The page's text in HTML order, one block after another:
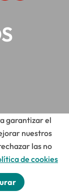
garantizar el
nuestros
las no
de cookies